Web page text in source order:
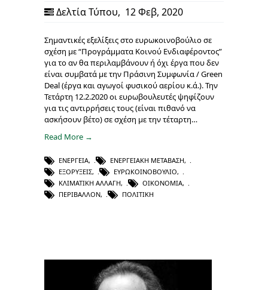
Δελτία Τύπου, 12 Φεβ, 2020
Σημαντικές εξελίξεις στο ευρωκοινοβούλιο σε
σχέση με “Προγράμματα Κοινού Ενδιαφέροντος”
για το αν θα περιλαμβάνουν ή όχι έργα που δεν
είναι συμβατά με την Πράσινη Συμφωνία / Green
Deal (έργα και αγωγοί φυσικού αερίου κ.ά.). Την
Τετάρτη 12.2.2020 οι ευρωβουλευτές ψηφίζουν
για τις αντιρρήσεις τους (είναι πιθανό να
ασκήσουν βέτο) σε σχέση με την τέταρτη…
Read More →
ΕΝΈΡΓΕΙΑ, ΕΝΕΡΓΕΙΑΚΉ ΜΕΤΆΒΑΣΗ,
ΕΞΟΡΎΞΕΙΣ, ΕΥΡΩΚΟΙΝΟΒΟΎΛΙΟ,
ΚΛΙΜΑΤΙΚΉ ΑΛΛΑΓΉ, ΟΙΚΟΝΟΜΊΑ,
ΠΕΡΙΒΆΛΛΟΝ, ΠΟΛΙΤΙΚΉ